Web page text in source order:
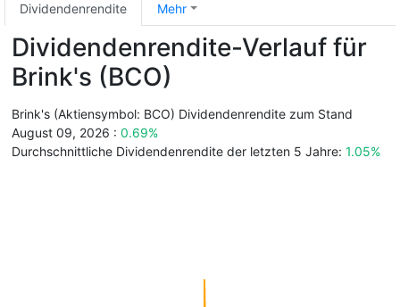
Dividendenrendite Mehr
Dividendenrendite-Verlauf für
Brink's (BCO)
Brink's (Aktiensymbol: BCO) Dividendenrendite zum Stand
August 09, 2026 : 0.69%
Durchschnittliche Dividendenrendite der letzten 5 Jahre: 1.05%